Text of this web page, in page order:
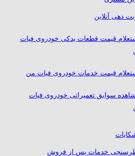
دهی آنلاین
قیمت قطعات یدکی خودروی فیات
قیمت خدمات خودروی فیات من
سوابق تعمیراتی خودروی فیات
خدمات پس از فروش